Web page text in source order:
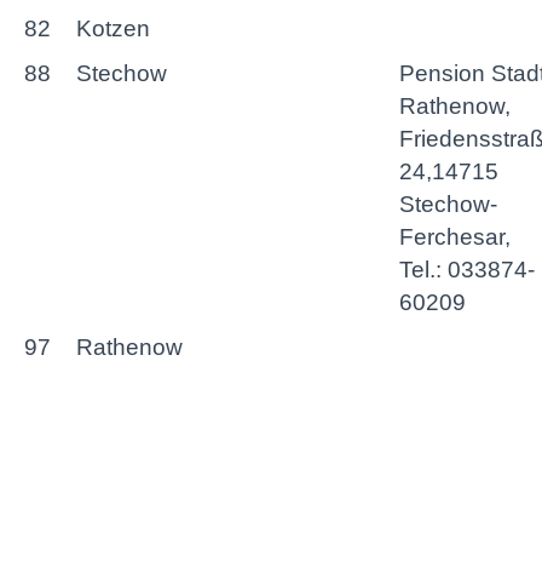
82
Kotzen
88
Stechow
Pension
Rathenow,
24,14715
Stechow-
Ferchesar,
Tel.: 033874-
60209
97
Rathenow